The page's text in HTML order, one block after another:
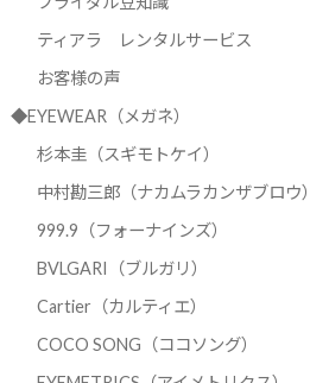
ティアラ レンタルサービス
お客様の声
◆EYEWEAR（メガネ）
杉本圭（スギモトケイ）
中村勘三郎（ナカムラカンザブロウ）
999.9（フォーナインズ）
BVLGARI（ブルガリ）
Cartier（カルティエ）
COCO SONG（ココソング）